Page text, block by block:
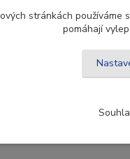
stránkách používáme
pomáhají